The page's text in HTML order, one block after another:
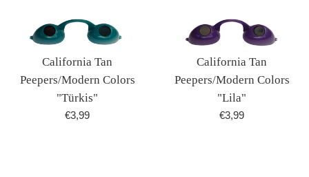
California Tan
Peepers/Modern Colors
"Türkis"
Normaler
€3,99
California Tan
Peepers/Modern Colors
"Lila"
Normaler
€3,99